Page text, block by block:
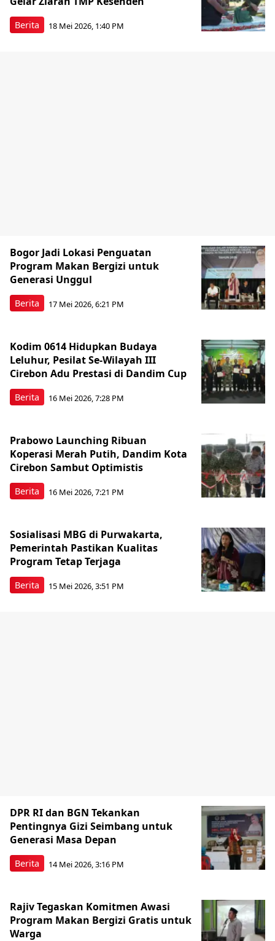
Berita 18 Mei 2026, 1:40 PM
Berita
Bogor Jadi Lokasi Penguatan
Program Makan Bergizi untuk
Generasi Unggul
17 Mei 2026, 6:21 PM
Berita
Kodim 0614 Hidupkan Budaya
Leluhur, Pesilat Se-Wilayah III
Cirebon Adu Prestasi di Dandim Cup
16 Mei 2026, 7:28 PM
Berita
Prabowo Launching Ribuan
Koperasi Merah Putih, Dandim Kota
Cirebon Sambut Optimistis
16 Mei 2026, 7:21 PM
Berita
Sosialisasi MBG di Purwakarta,
Pemerintah Pastikan Kualitas
Program Tetap Terjaga
15 Mei 2026, 3:51 PM
Berita
DPR RI dan BGN Tekankan
Pentingnya Gizi Seimbang untuk
Generasi Masa Depan
14 Mei 2026, 3:16 PM
Rajiv Tegaskan Komitmen Awasi
Program Makan Bergizi Gratis untuk
Warga